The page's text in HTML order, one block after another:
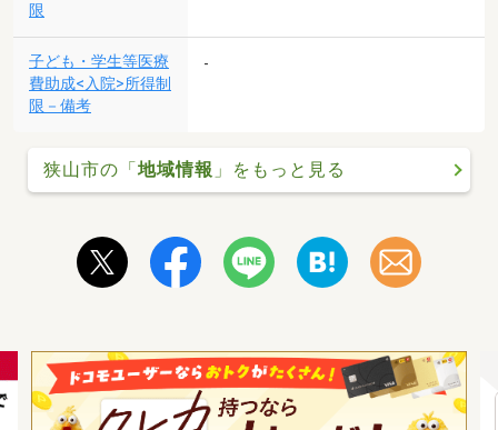
限
子ども・学生等医療
費助成<入院>所得制
限－備考
-
狭山市の「地域情報 」をもっと見る